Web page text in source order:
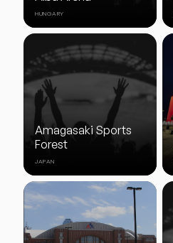
HUNGARY
Amagasaki Sports
Forest
JAPAN